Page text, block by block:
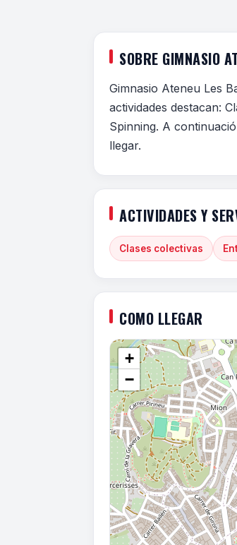
SOBRE GIMNASIO
Gimnasio Ateneu Les
actividades destacan:
Spinning. A
llegar.
ACTIVIDADES Y
Clases colectivas
COMO LLEGAR
+
−